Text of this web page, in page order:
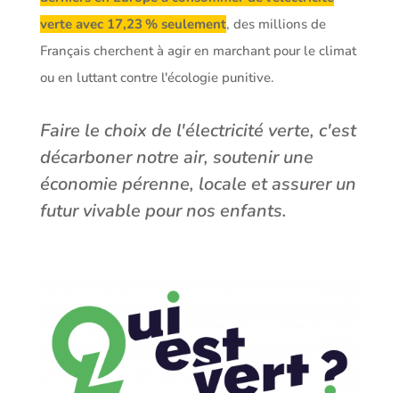
verte avec 17,23 % seulement, des millions de
Français cherchent à agir en marchant pour le climat
ou en luttant contre l'écologie punitive.
Faire le choix de l'électricité verte, c'est
décarboner notre air, soutenir une
économie pérenne, locale et assurer un
futur vivable pour nos enfants.